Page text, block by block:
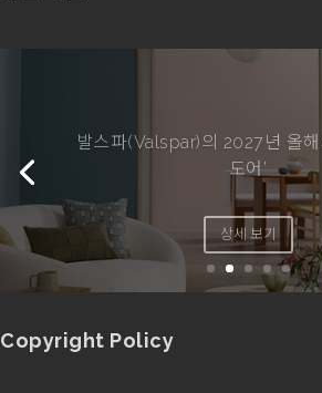
발스파(Valspar)의 2027년 올해
도어’
상세 보기
Copyright Policy